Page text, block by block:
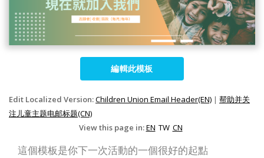
編輯此模板
Edit Localized Version:Children Union Email Header(EN) | 帮助并关
注儿童主题电邮标题(CN)
View this page in:EN TW CN
這個模板是你下一次活動的一個很好的起點